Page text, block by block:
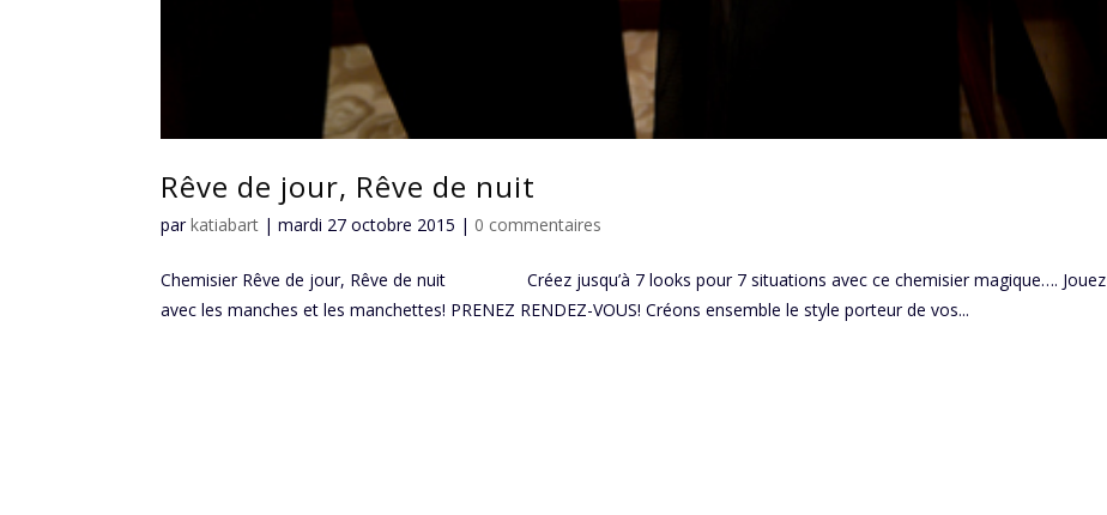
Rêve de jour, Rêve de nuit
parkatiabart |mardi 27 octobre 2015 | 0 commentaires
Chemisier Rêve de jour, Rêve de nuit Créez jusqu’à 7 looks pour 7 situations avec ce chemisier magique…. Jouez
avec les manches et les manchettes! PRENEZ RENDEZ-VOUS! Créons ensemble le style porteur de vos...